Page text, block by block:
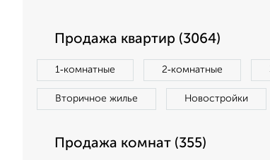
Продажа квартир (3064)
1‑комнатные 2‑комнатные
Вторичное жилье Новостройки
Продажа комнат (355)